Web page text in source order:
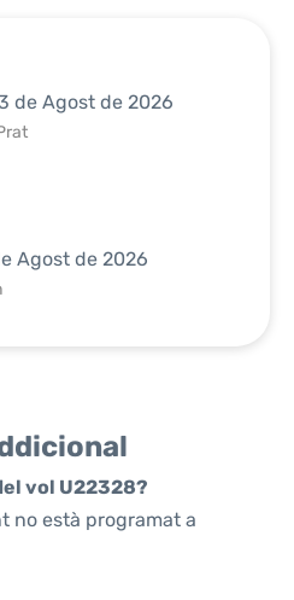
de Agost de 2026
Agost de 2026
vol U22328?
no està programat a